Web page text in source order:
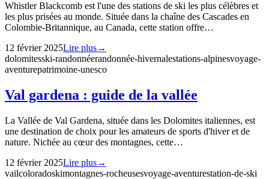
Whistler Blackcomb est l'une des stations de ski les plus célèbres et
les plus prisées au monde. Située dans la chaîne des Cascades en
Colombie-Britannique, au Canada, cette station offre…
12 février 2025Lire plus→
dolomitesski-randonnéerandonnée-hivernalestations-alpinesvoyage-
aventurepatrimoine-unesco
Val gardena : guide de la vallée
La Vallée de Val Gardena, située dans les Dolomites italiennes, est
une destination de choix pour les amateurs de sports d'hiver et de
nature. Nichée au cœur des montagnes, cette…
12 février 2025Lire plus→
vailcoloradoskimontagnes-rocheusesvoyage-aventurestation-de-ski